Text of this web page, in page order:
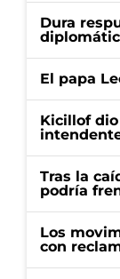
Dura
El papa
Kicillof
Tras la
podría
Los
con